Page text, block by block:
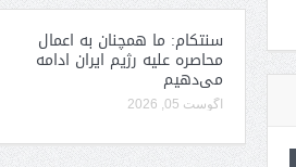
سنتکام: ما همچنان به اعمال
محاصره علیه رژیم ایران ادامه
می‌دهیم
آگوست 05, 2026